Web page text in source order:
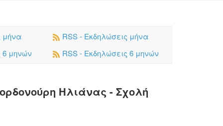
μήνα
6 μηνών
RSS - Εκδηλώσεις μήνα
RSS - Εκδηλώσεις 6 μηνών
Ηλιάνας - Σχολή